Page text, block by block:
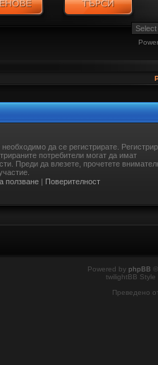
да се регистрирате.
потребители могат да имат
Преди да влезете, прочетете
ползване | Поверителност
Powered by phpBB
twilightBB
Преведено